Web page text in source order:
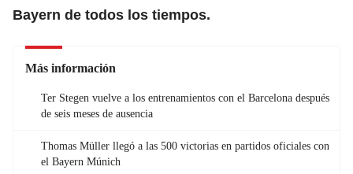
Bayern de todos los tiempos.
Más información
Ter Stegen vuelve a los entrenamientos con el Barcelona después
de seis meses de ausencia
Thomas Müller llegó a las 500 victorias en partidos oficiales con
el Bayern Múnich